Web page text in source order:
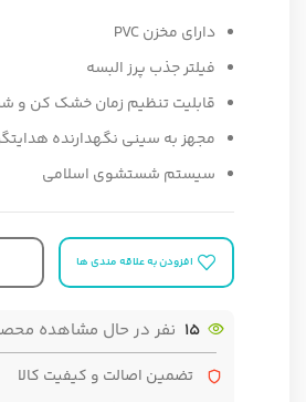
دارای مخزن PVC
فیلتر جذب پرز البسه
قابلیت تنظیم زمان خشک کن و
مجهز به سینی نگهدارنده
سیستم شستشوی اسلامی
افزودن به علاقه مندی ها
15 نفر در حال مشاهده
تضمین اصالت و کیفیت کالا